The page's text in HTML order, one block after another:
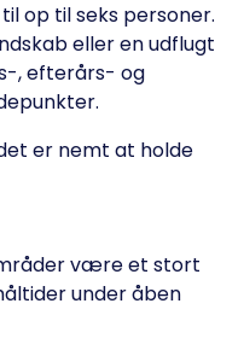
op til seks personer.
eller en udflugt
, efterårs- og
er nemt at holde
være et stort
under åben